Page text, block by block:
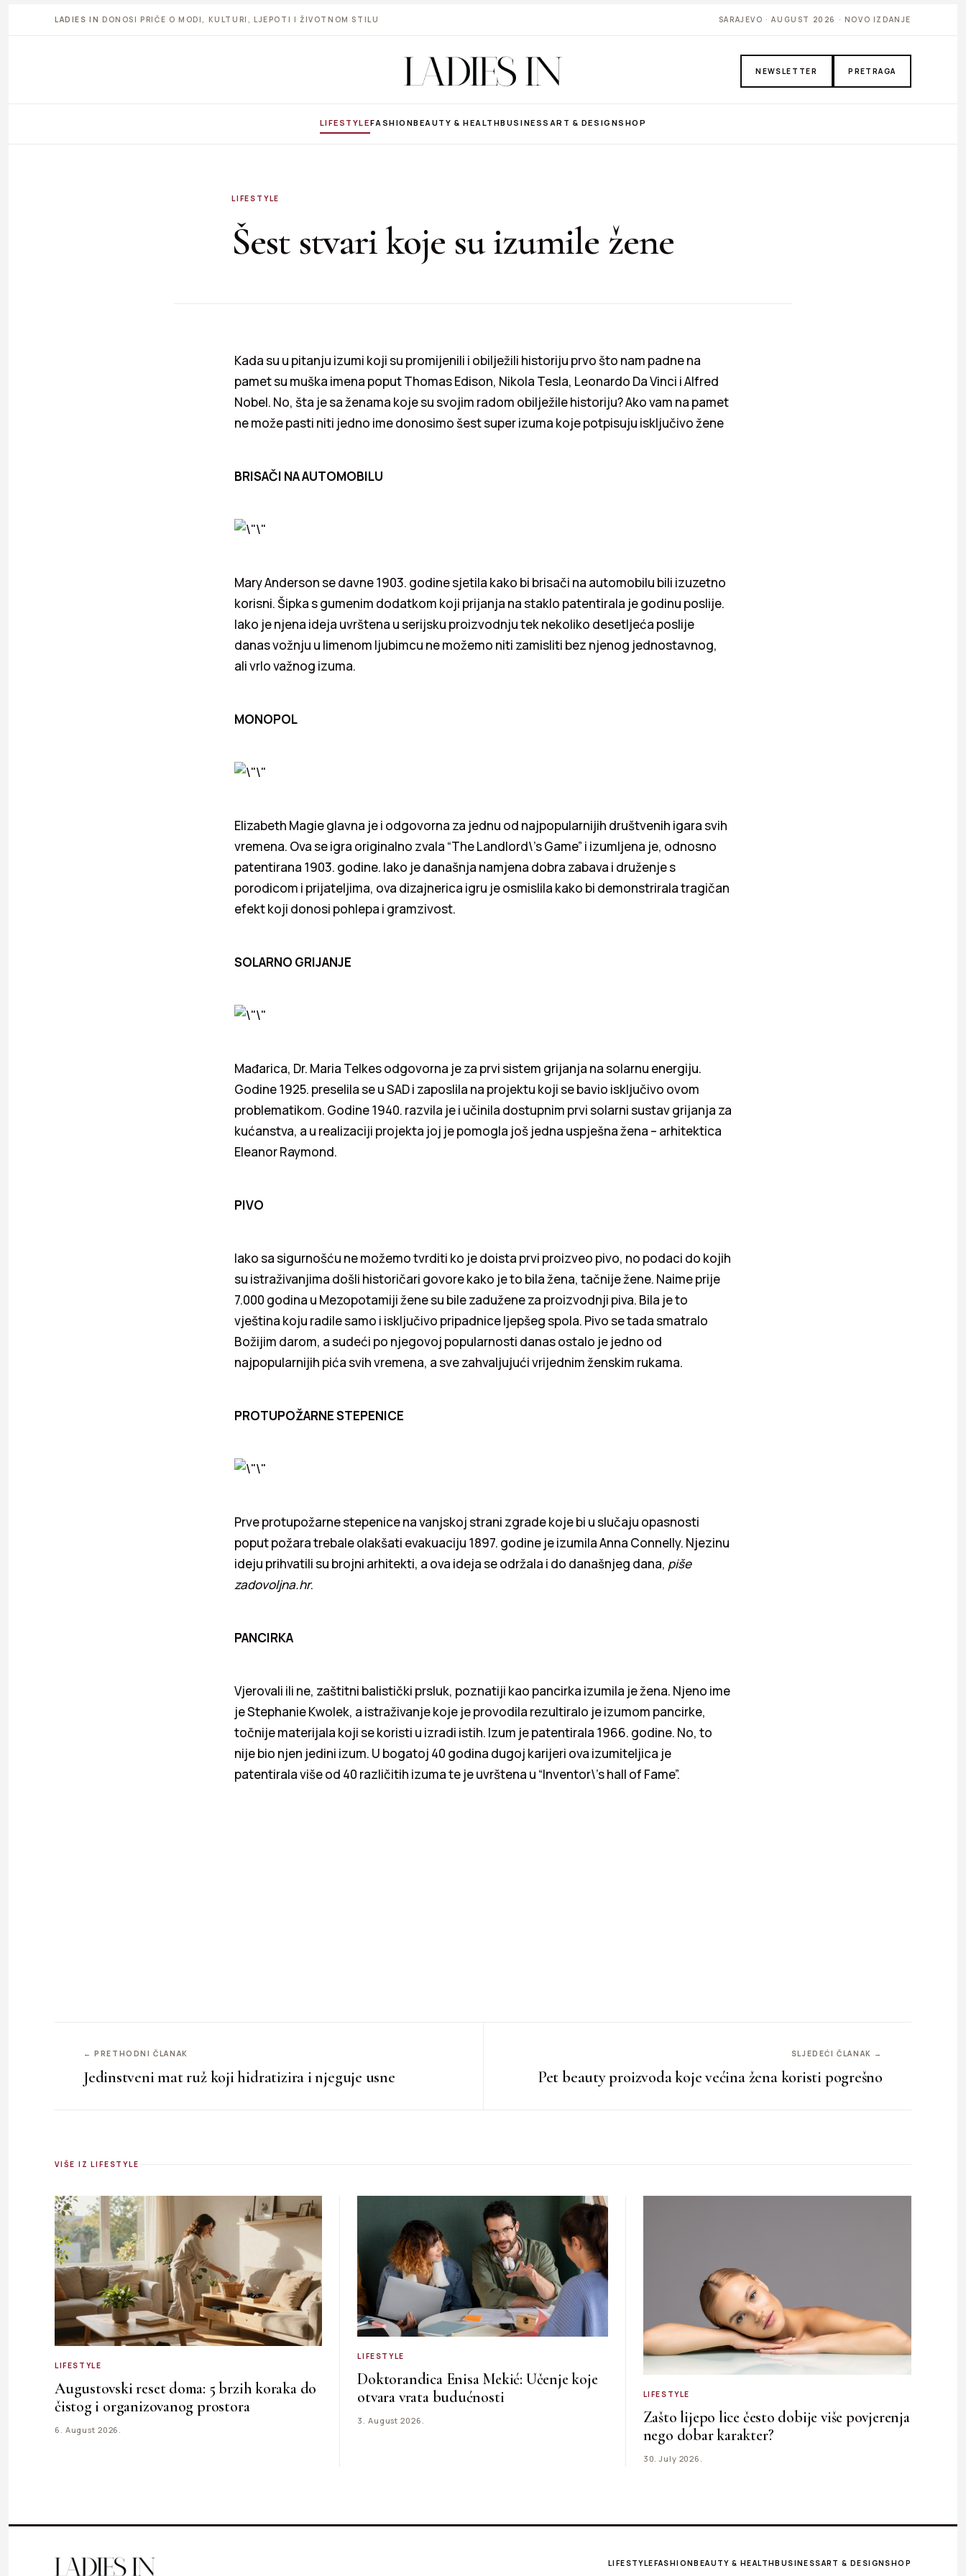
LADIES IN DONOSI PRIČE O MODI, KULTURI, LJEPOTI I ŽIVOTNOM STILU SARAJEVO · AUGUST 2026 · NOVO IZDANJE
NEWSLETTER PRETRAGA
LIFESTYLEFASHIONBEAUTY & HEALTHBUSINESS ART & DESIGNSHOP
LIFESTYLE
Šest stvari koje su izumile žene
Kada su u pitanju izumi koji su promijenili i obilježili historiju prvo što nam padne na
pamet su muška imena poput Thomas Edison, Nikola Tesla, Leonardo Da Vinci i Alfred
Nobel. No, šta je sa ženama koje su svojim radom obilježile historiju? Ako vam na pamet
ne može pasti niti jedno ime donosimo šest super izuma koje potpisuju isključivo žene
BRISAČI NA AUTOMOBILU
Mary Anderson se davne 1903. godine sjetila kako bi brisači na automobilu bili izuzetno
korisni. Šipka s gumenim dodatkom koji prijanja na staklo patentirala je godinu poslije.
Iako je njena ideja uvrštena u serijsku proizvodnju tek nekoliko desetljeća poslije
danas vožnju u limenom ljubimcu ne možemo niti zamisliti bez njenog jednostavnog,
ali vrlo važnog izuma.
MONOPOL
Elizabeth Magie glavna je i odgovorna za jednu od najpopularnijih društvenih igara svih
vremena. Ova se igra originalno zvala “The Landlord\’s Game” i izumljena je, odnosno
patentirana 1903. godine. Iako je današnja namjena dobra zabava i druženje s
porodicom i prijateljima, ova dizajnerica igru je osmislila kako bi demonstrirala tragičan
efekt koji donosi pohlepa i gramzivost.
SOLARNO GRIJANJE
Mađarica, Dr. Maria Telkes odgovorna je za prvi sistem grijanja na solarnu energiju.
Godine 1925. preselila se u SAD i zaposlila na projektu koji se bavio isključivo ovom
problematikom. Godine 1940. razvila je i učinila dostupnim prvi solarni sustav grijanja za
kućanstva, a u realizaciji projekta joj je pomogla još jedna uspješna žena – arhitektica
Eleanor Raymond.
PIVO
Iako sa sigurnošću ne možemo tvrditi ko je doista prvi proizveo pivo, no podaci do kojih
su istraživanjima došli historičari govore kako je to bila žena, tačnije žene. Naime prije
7.000 godina u Mezopotamiji žene su bile zadužene za proizvodnji piva. Bila je to
vještina koju radile samo i isključivo pripadnice ljepšeg spola. Pivo se tada smatralo
Božijim darom, a sudeći po njegovoj popularnosti danas ostalo je jedno od
najpopularnijih pića svih vremena, a sve zahvaljujući vrijednim ženskim rukama.
PROTUPOŽARNE STEPENICE
Prve protupožarne stepenice na vanjskoj strani zgrade koje bi u slučaju opasnosti
poput požara trebale olakšati evakuaciju 1897. godine je izumila Anna Connelly. Njezinu
ideju prihvatili su brojni arhitekti, a ova ideja se održala i do današnjeg dana, piše
zadovoljna.hr.
PANCIRKA
Vjerovali ili ne, zaštitni balistički prsluk, poznatiji kao pancirka izumila je žena. Njeno ime
je Stephanie Kwolek, a istraživanje koje je provodila rezultiralo je izumom pancirke,
točnije materijala koji se koristi u izradi istih. Izum je patentirala 1966. godine. No, to
nije bio njen jedini izum. U bogatoj 40 godina dugoj karijeri ova izumiteljica je
patentirala više od 40 različitih izuma te je uvrštena u “Inventor\’s hall of Fame”.
← PRETHODNI ČLANAK
Jedinstveni mat ruž koji hidratizira i njeguje usne
SLJEDEĆI ČLANAK →
Pet beauty proizvoda koje većina žena koristi pogrešno
VIŠE IZ LIFESTYLE
LIFESTYLE
Augustovski reset doma: 5 brzih koraka do
čistog i organizovanog prostora
6. August 2026.
LIFESTYLE
Doktorandica Enisa Mekić: Učenje koje
otvara vrata budućnosti
3. August 2026.
LIFESTYLE
Zašto lijepo lice često dobije više povjerenja
nego dobar karakter?
30. July 2026.
LIFESTYLEFASHIONBEAUTY & HEALTHBUSINESSART & DESIGNSHOP